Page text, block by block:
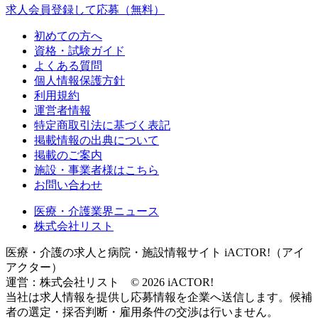
求人会員登録して応募（無料）
初めての方へ
資格・試験ガイド
よくある質問
個人情報保護方針
利用規約
運営者情報
特定商取引法に基づく表記
掲載情報の出典について
掲載のご案内
施設・事業者様はこちら
お問い合わせ
医療・介護業界ニュース
株式会社リスト
医療・介護の求人と病院・施設情報サイト iACTOR!（アイ
アクター）
運営：株式会社リスト © 2026 iACTOR!
当社は求人情報を提供し応募情報を企業へ送信します。候補
者の選定・採否判断・雇用条件の交渉は行いません。